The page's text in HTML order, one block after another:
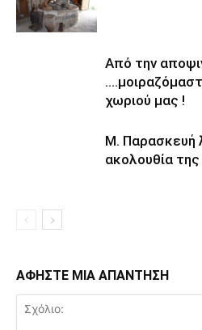
Από την
χωριού μας !
Μ. Παρασκευή
ακολουθία
ΑΦΗΣΤΕ ΜΙΑ ΑΠΑΝΤΗΣΗ